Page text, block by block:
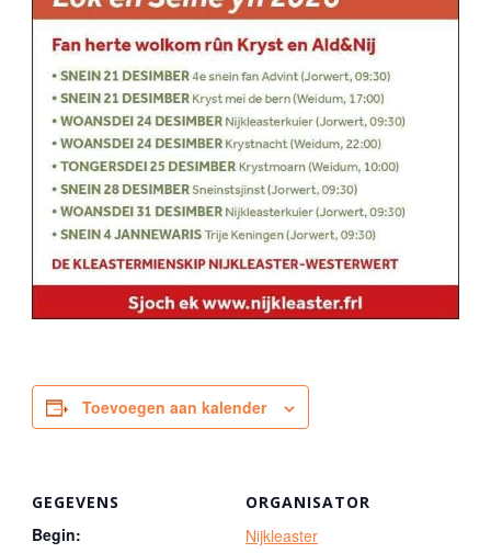
Toevoegen aan kalender
GEGEVENS
Begin:
ORGANISATOR
Nijkleaster